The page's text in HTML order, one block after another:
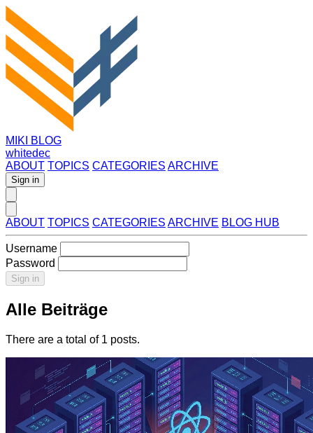
MIKI BLOG
whitedec
ABOUT TOPICS CATEGORIES ARCHIVE
Sign in
ABOUT TOPICS CATEGORIES ARCHIVE BLOG HUB
Username
Password
Sign in
Alle Beiträge
There are a total of 1 posts.